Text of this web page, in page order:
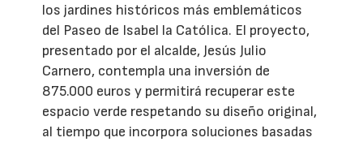
los jardines históricos más emblemáticos
del Paseo de Isabel la Católica. El proyecto,
presentado por el alcalde, Jesús Julio
Carnero, contempla una inversión de
875.000 euros y permitirá recuperar este
espacio verde respetando su diseño original,
al tiempo que incorpora soluciones basadas